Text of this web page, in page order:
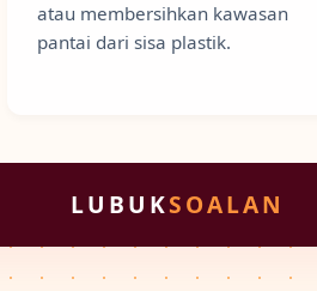
atau membersihkan kawasan
pantai dari sisa plastik.
LUBUKSOALAN